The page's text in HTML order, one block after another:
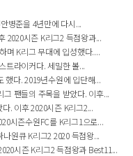
병준을 4년만에 다시...
2020시즌 K리그2 득점왕과...
며 K리그 무대에 입성했다....
트라이커다. 세밀한 볼...
했다. 2019년수원에 입단해...
팬들의 주목을 받았다. 이후...
. 이후 2020시즌 K리그2...
시즌수원FC를 K리그1으로...
원큐 K리그2 2020 득점왕...
시즌 K리그2 득점왕과 Best11...